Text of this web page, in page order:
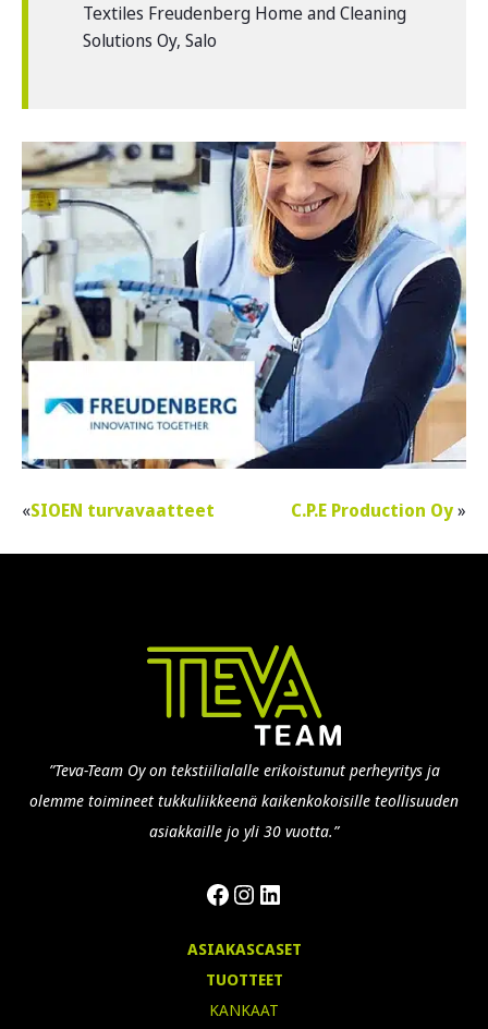
Textiles Freudenberg Home and Cleaning
Solutions Oy, Salo
C.P.E Production Oy
SIOEN turvavaatteet
”Teva-Team Oy on tekstiilialalle erikoistunut perheyritys ja
olemme toimineet tukkuliikkeenä kaikenkokoisille teollisuuden
asiakkaille jo yli 30 vuotta.”
Facebook
Instagram
LinkedIn
ASIAKASCASET
TUOTTEET
KANKAAT